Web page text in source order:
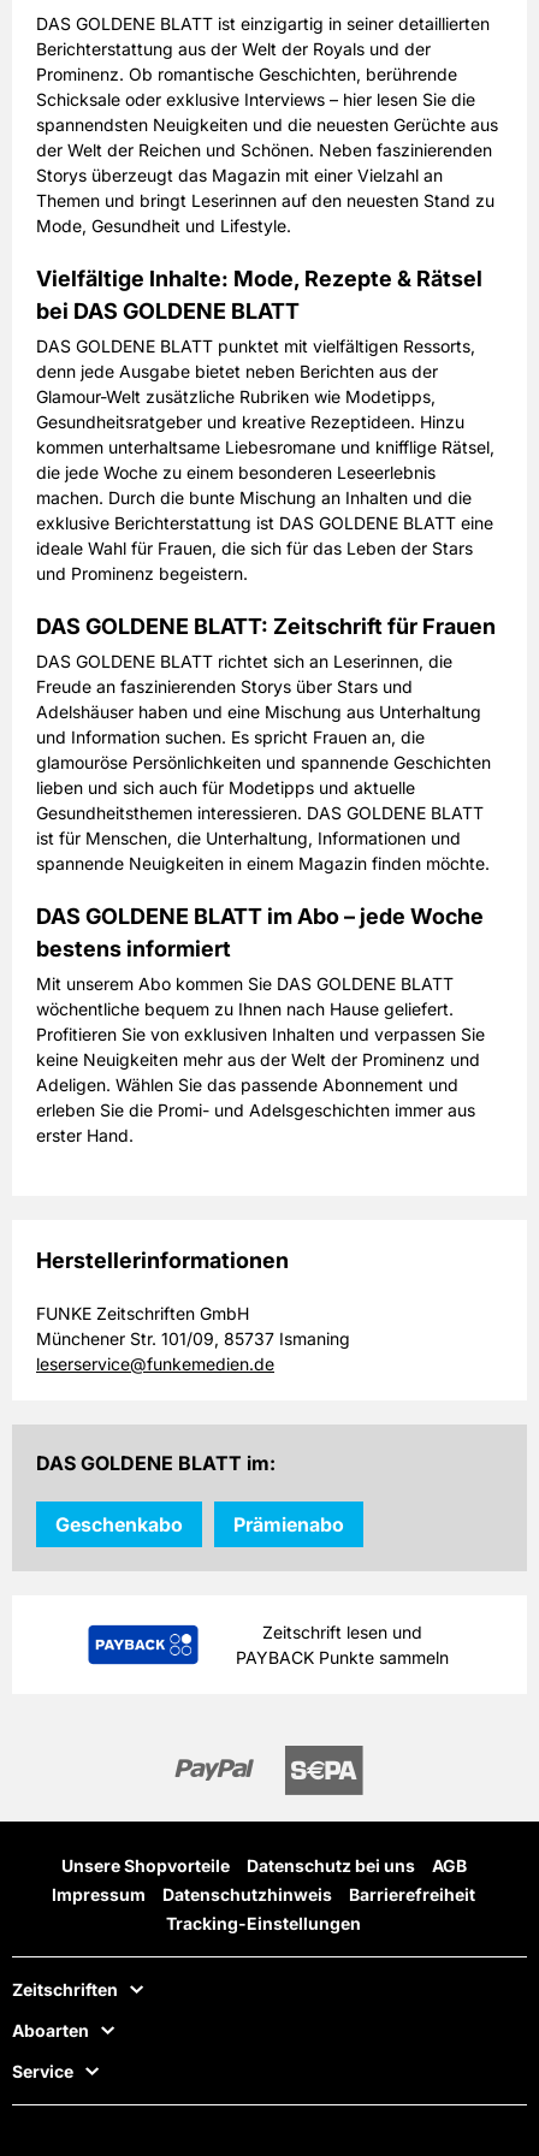
DAS GOLDENE BLATT ist einzigartig in seiner detaillierten
Berichterstattung aus der Welt der Royals und der
Prominenz. Ob romantische Geschichten, berührende
Schicksale oder exklusive Interviews – hier lesen Sie die
spannendsten Neuigkeiten und die neuesten Gerüchte aus
der Welt der Reichen und Schönen. Neben faszinierenden
Storys überzeugt das Magazin mit einer Vielzahl an
Themen und bringt Leserinnen auf den neuesten Stand zu
Mode, Gesundheit und Lifestyle.
Vielfältige Inhalte: Mode, Rezepte & Rätsel
bei DAS GOLDENE BLATT
DAS GOLDENE BLATT punktet mit vielfältigen Ressorts,
denn jede Ausgabe bietet neben Berichten aus der
Glamour-Welt zusätzliche Rubriken wie Modetipps,
Gesundheitsratgeber und kreative Rezeptideen. Hinzu
kommen unterhaltsame Liebesromane und knifflige Rätsel,
die jede Woche zu einem besonderen Leseerlebnis
machen. Durch die bunte Mischung an Inhalten und die
exklusive Berichterstattung ist DAS GOLDENE BLATT eine
ideale Wahl für Frauen, die sich für das Leben der Stars
und Prominenz begeistern.
DAS GOLDENE BLATT: Zeitschrift für Frauen
DAS GOLDENE BLATT richtet sich an Leserinnen, die
Freude an faszinierenden Storys über Stars und
Adelshäuser haben und eine Mischung aus Unterhaltung
und Information suchen. Es spricht Frauen an, die
glamouröse Persönlichkeiten und spannende Geschichten
lieben und sich auch für Modetipps und aktuelle
Gesundheitsthemen interessieren. DAS GOLDENE BLATT
ist für Menschen, die Unterhaltung, Informationen und
spannende Neuigkeiten in einem Magazin finden möchte.
DAS GOLDENE BLATT im Abo – jede Woche
bestens informiert
Mit unserem Abo kommen Sie DAS GOLDENE BLATT
wöchentliche bequem zu Ihnen nach Hause geliefert.
Profitieren Sie von exklusiven Inhalten und verpassen Sie
keine Neuigkeiten mehr aus der Welt der Prominenz und
Adeligen. Wählen Sie das passende Abonnement und
erleben Sie die Promi- und Adelsgeschichten immer aus
erster Hand.
Herstellerinformationen
FUNKE Zeitschriften GmbH
Münchener Str. 101/09, 85737 Ismaning
leserservice@funkemedien.de
DAS GOLDENE BLATT im:
Geschenkabo Prämienabo
Zeitschrift lesen und
PAYBACK Punkte sammeln
Unsere Shopvorteile Datenschutz bei uns
AGB
Impressum
Datenschutzhinweis
Barrierefreiheit
Tracking-Einstellungen
Zeitschriften
Aboarten
Service